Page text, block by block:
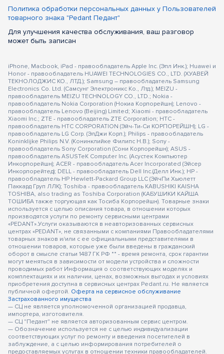
Политика обработки персональных данных у Пользователей
товарного знака "Pedant Педант"
Для улучшения качества обслуживания, ваш разговор
может быть записан
iPhone, Macbook, iPad - правообладатель Apple Inc. (Эпл Инк.); Huawei и
Honor - правообладатель HUAWEI TECHNOLOGIES CO., LTD. (ХУАВЕЙ
ТЕКНОЛОДЖИС КО., ЛТД.); Samsung – правообладатель Samsung
Electronics Co. Ltd. (Самсунг Электроникс Ко., Лтд.); MEIZU -
правообладатель MEIZU TECHNOLOGY CO., LTD.; Nokia -
правообладатель Nokia Corporation (Нокиа Корпорейшн); Lenovo -
правообладатель Lenovo (Beijing) Limited; Xiaomi - правообладатель
Xiaomi Inc.; ZTE - правообладатель ZTE Corporation; HTC -
правообладатель HTC CORPORATION (Эйч-Ти-Си КОРПОРЕЙШН); LG -
правообладатель LG Corp. (ЭлДжи Корп.); Philips - правообладатель
Koninklijke Philips N.V. (Конинклийке Филипс Н.В.); Sony -
правообладатель Sony Corporation (Сони Корпорейшн); ASUS -
правообладатель ASUSTeK Computer Inc. (Асустек Компьютер
Инкорпорейшн); ACER - правообладатель Acer Incorporated (Эйсер
Инкорпорейтед); DELL - правообладатель Dell Inc.(Делл Инк.); HP -
правообладатель HP Hewlett-Packard Group LLC (ЭйчПи Хьюлетт
Паккард Груп ЛЛК); Toshiba - правообладатель KABUSHIKI KAISHA
TOSHIBA, also trading as Toshiba Corporation (КАБУШИКИ КАЙША
ТОШИБА также торгующая как Тосиба Корпорейшн). Товарные знаки
используется с целью описания товара, в отношении которых
производятся услуги по ремонту сервисными центрами
«PEDANT».Услуги оказываются в неавторизованных сервисных
центрах «PEDANT», не связанными с компаниями Правообладателями
товарных знаков и/или с ее официальными представителями в
отношении товаров, которые уже были введены в гражданский
оборот в смысле статьи 1487 ГК РФ ** - время ремонта, срок гарантии
могут меняться в зависимости от модели устройства и сложности
проводимых работ Информация о соответствующих моделях и
комплектациях и их наличии, ценах, возможных выгодах и условиях
приобретения доступна в сервисных центрах Pedant.ru. Не является
публичной офертой. Оферта на сервисное обслуживание
Застрахованного имущества
— СЦ не является уполномоченной организацией продавца,
импортера, изготовителя.
— СЦ "Педант" не является авторизованным сервис центром.
— Обозначение используется не с целью индивидуализации
соответствующих услуг по ремонту и введения посетителей в
заблуждение, а с целью информирования потребителей о
предоставляемых услугах в отношении техники правообладателей.